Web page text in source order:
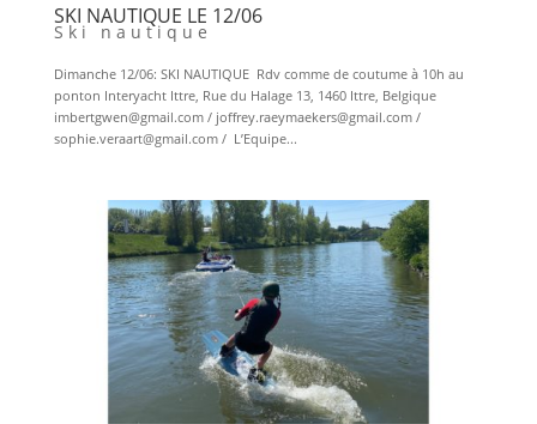
SKI NAUTIQUE LE 12/06
Ski nautique
Dimanche 12/06: SKI NAUTIQUE Rdv comme de coutume à 10h au
ponton Interyacht Ittre, Rue du Halage 13, 1460 Ittre, Belgique
imbertgwen@gmail.com / joffrey.raeymaekers@gmail.com /
sophie.veraart@gmail.com / L’Equipe...